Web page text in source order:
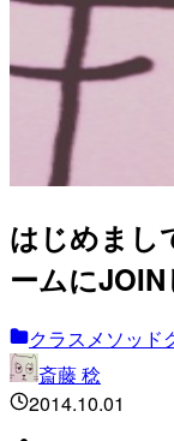
はじめまし
ームに
クラスメソッド
斎藤 稔
2014.10.01